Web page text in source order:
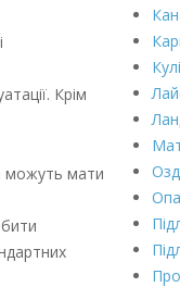
Крім
можуть мати